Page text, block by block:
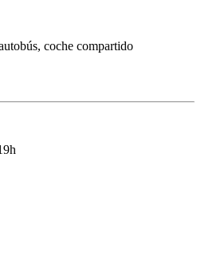
coche compartido